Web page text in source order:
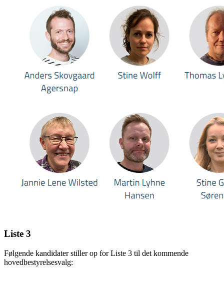
Liste 3
Følgende kandidater stiller op for Liste 3 til det kommende
hovedbestyrelsesvalg: